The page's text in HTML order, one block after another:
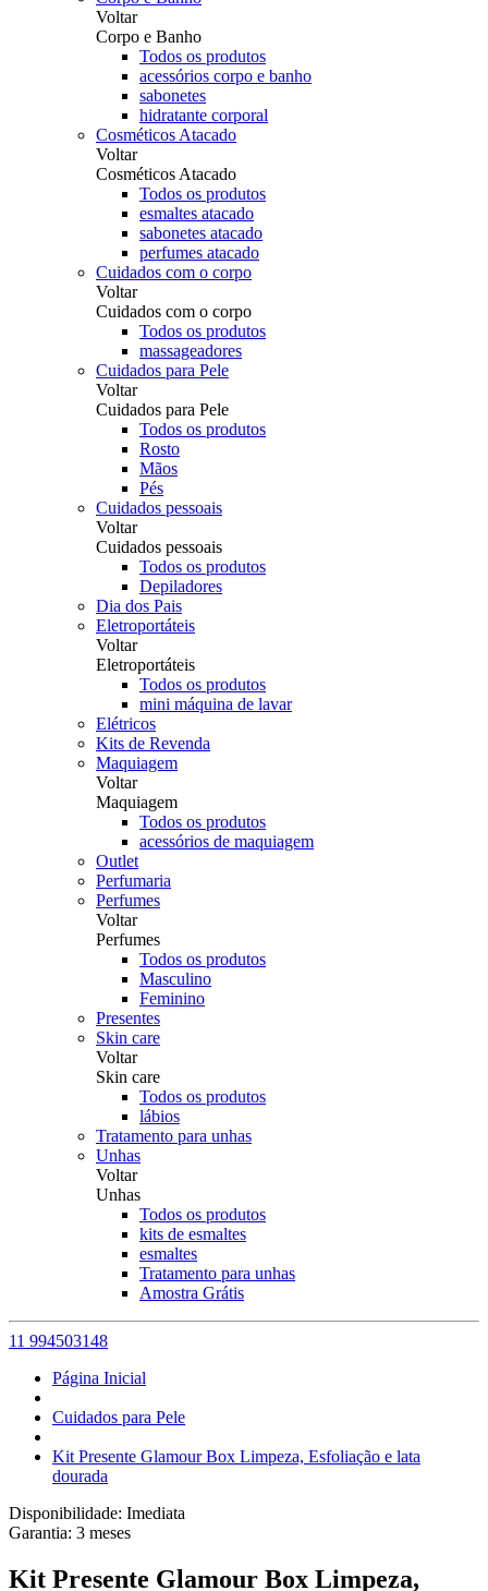
Voltar
Corpo e Banho
Todos os produtos
acessórios corpo e banho
sabonetes
hidratante corporal
Cosméticos Atacado
Voltar
Cosméticos Atacado
Todos os produtos
esmaltes atacado
sabonetes atacado
perfumes atacado
Cuidados com o corpo
Voltar
Cuidados com o corpo
Todos os produtos
massageadores
Cuidados para Pele
Voltar
Cuidados para Pele
Todos os produtos
Rosto
Mãos
Pés
Cuidados pessoais
Voltar
Cuidados pessoais
Todos os produtos
Depiladores
Dia dos Pais
Eletroportáteis
Voltar
Eletroportáteis
Todos os produtos
mini máquina de lavar
Elétricos
Kits de Revenda
Maquiagem
Voltar
Maquiagem
Todos os produtos
acessórios de maquiagem
Outlet
Perfumaria
Perfumes
Voltar
Perfumes
Todos os produtos
Masculino
Feminino
Presentes
Skin care
Voltar
Skin care
Todos os produtos
lábios
Tratamento para unhas
Unhas
Voltar
Unhas
Todos os produtos
kits de esmaltes
esmaltes
Tratamento para unhas
Amostra Grátis
11 994503148
Página Inicial
Cuidados para Pele
Kit Presente Glamour Box Limpeza, Esfoliação e lata
dourada
Disponibilidade: Imediata
Garantia: 3 meses
Kit Presente Glamour Box Limpeza,